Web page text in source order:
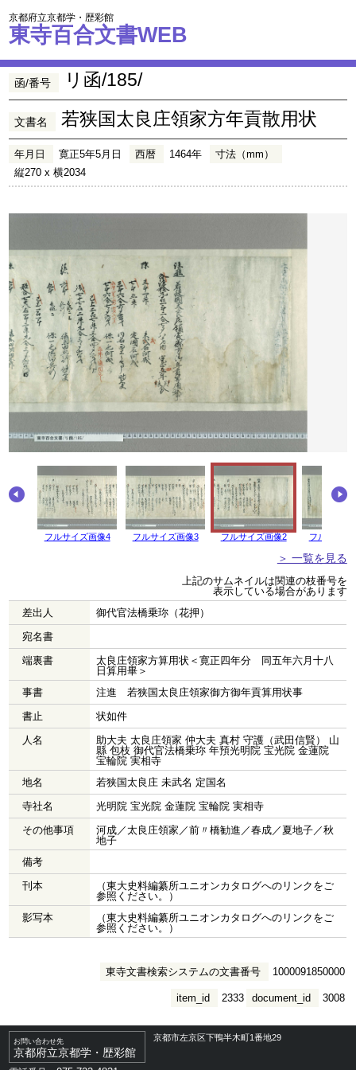
京都府立京都学・歴彩館
東寺百合文書WEB
函/番号 リ函/185/
文書名 若狭国太良庄領家方年貢散用状
年月日 寛正5年5月日 西暦 1464年
寸法（mm）
縦270 x 横2034
フルサイズ画像4 フルサイズ画像3 フルサイズ画像2 フルサイズ
＞ 一覧を見る
上記のサムネイルは関連の枝番号を
表示している場合があります
差出人
御代官法橋乗珎（花押）
宛名書
端裏書
太良庄領家方算用状＜寛正四年分 同五年六月十八
日算用畢＞
事書
注進 若狭国太良庄領家御方御年貢算用状事
書止
状如件
人名
助大夫 太良庄領家 仲大夫 真村 守護（武田信賢） 山
縣 包枝 御代官法橋乗珎 年預光明院 宝光院 金蓮院
宝輪院 実相寺
地名
若狭国太良庄 未武名 定国名
寺社名
光明院 宝光院 金蓮院 宝輪院 実相寺
その他事項
河成／太良庄領家／前〃橋勧進／春成／夏地子／秋
地子
備考
刊本
（東大史料編纂所ユニオンカタログへのリンクをご
参照ください。）
影写本
（東大史料編纂所ユニオンカタログへのリンクをご
参照ください。）
東寺文書検索システムの文書番号 1000091850000
document_id 3008
item_id 2333
お問い合わせ先
京都府立京都学・歴彩館
京都市左京区下鴨半木町1番地29